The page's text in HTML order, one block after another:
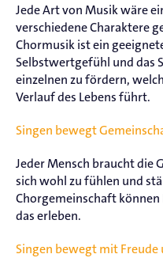
Jede Art von Musik wäre
verschiedene Charaktere
Chormusik ist ein
Selbstwertgefühl und das
einzelnen zu fördern,
Verlauf des Lebens führt.
Singen bewegt
Jeder Mensch braucht die
sich wohl zu fühlen und
Chorgemeinschaft können
das erleben.
Singen bewegt mit Freude